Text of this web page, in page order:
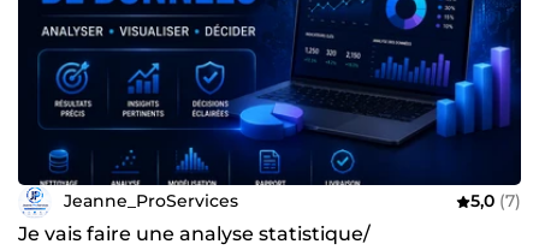
Jeanne_ProServices 5,0 (7)
Je vais faire une analyse statistique/